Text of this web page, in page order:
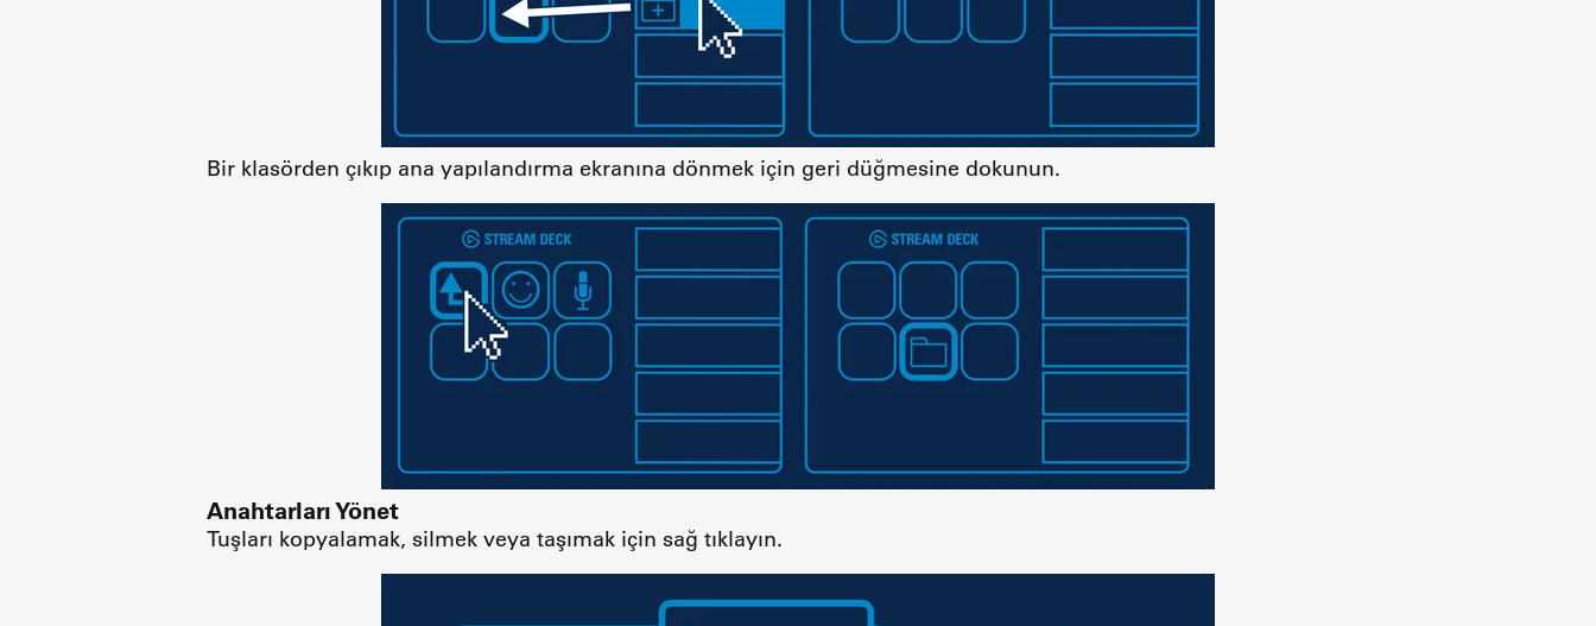
Bir klasörden çıkıp ana yapılandırma ekranına dönmek için geri düğmesine dokunun.
Anahtarları Yönet
Tuşları kopyalamak, silmek veya taşımak için sağ tıklayın.